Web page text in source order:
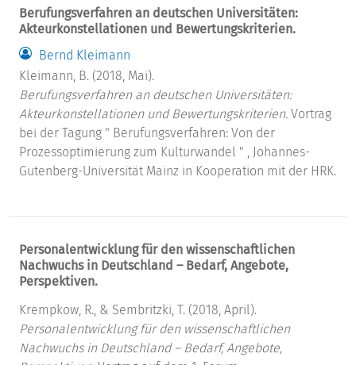
Berufungsverfahren an deutschen Universitäten:
Akteurkonstellationen und Bewertungskriterien.
Bernd Kleimann
Kleimann, B. (2018, Mai).
Berufungsverfahren an deutschen Universitäten:
Akteurkonstellationen und Bewertungskriterien. Vortrag
bei der Tagung " Berufungsverfahren: Von der
Prozessoptimierung zum Kulturwandel " , Johannes-
Gutenberg-Universität Mainz in Kooperation mit der HRK.
Personalentwicklung für den wissenschaftlichen
Nachwuchs in Deutschland – Bedarf, Angebote,
Perspektiven.
Krempkow, R., & Sembritzki, T. (2018, April).
Personalentwicklung für den wissenschaftlichen
Nachwuchs in Deutschland – Bedarf, Angebote,